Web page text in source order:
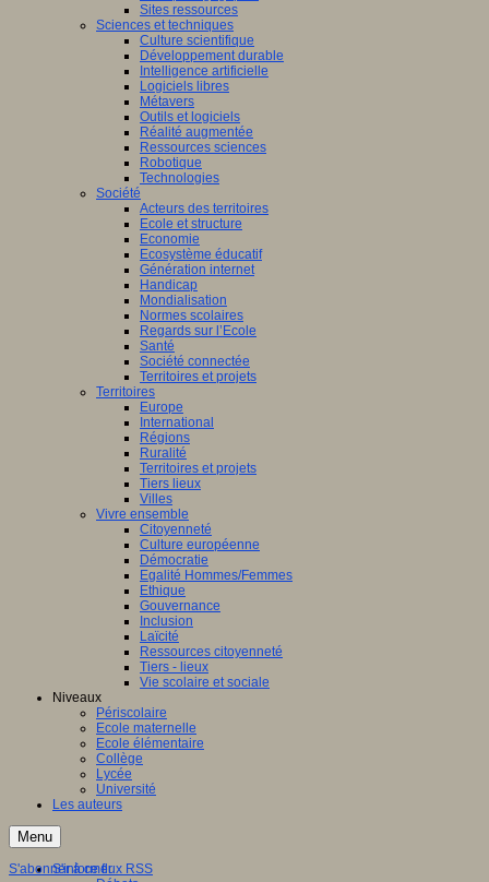
Sites ressources
Sciences et techniques
Culture scientifique
Développement durable
Intelligence artificielle
Logiciels libres
Métavers
Outils et logiciels
Réalité augmentée
Ressources sciences
Robotique
Technologies
Société
Acteurs des territoires
Ecole et structure
Economie
Ecosystème éducatif
Génération internet
Handicap
Mondialisation
Normes scolaires
Regards sur l’Ecole
Santé
Société connectée
Territoires et projets
Territoires
Europe
International
Régions
Ruralité
Territoires et projets
Tiers lieux
Villes
Vivre ensemble
Citoyenneté
Culture européenne
Démocratie
Egalité Hommes/Femmes
Ethique
Gouvernance
Inclusion
Laïcité
Ressources citoyenneté
Tiers - lieux
Vie scolaire et sociale
Niveaux
Périscolaire
Ecole maternelle
Ecole élémentaire
Collège
Lycée
Université
Les auteurs
Menu
S'informer
S'abonner à ce flux RSS